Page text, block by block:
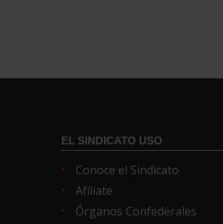
EL SINDICATO USO
Conoce el Sindicato
Afíliate
Órganos Confederales